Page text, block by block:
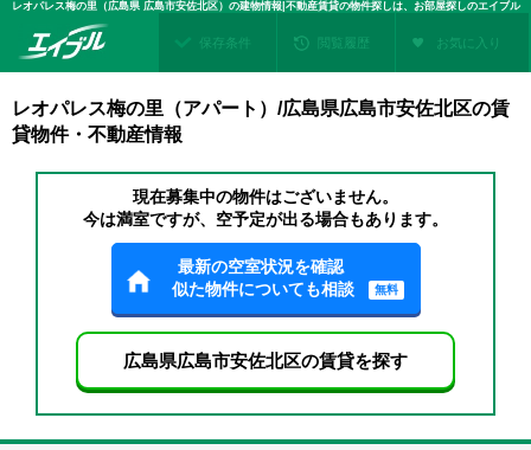
レオパレス梅の里（広島県 広島市安佐北区）の建物情報|不動産賃貸の物件探しは、お部屋探しのエイブル
保存条件 閲覧履歴 お気に入り
レオパレス梅の里（アパート）/広島県広島市安佐北区の賃
貸物件・不動産情報
現在募集中の物件はございません。
今は満室ですが、空予定が出る場合もあります。
最新の空室状況を確認
似た物件についても相談
無料
広島県広島市安佐北区の賃貸を探す